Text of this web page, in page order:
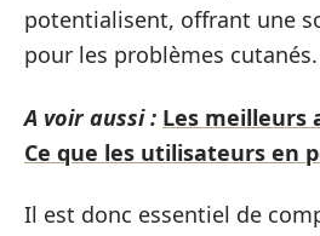
potentialisent, offrant une
pour les problèmes cutanés.
A voir aussi : Les meilleurs
Ce que les utilisateurs en
Il est donc essentiel de